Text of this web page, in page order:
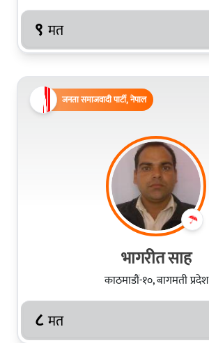
९ मत
जनता समाजवादी पार्टी, नेपाल
भागरीत साह
काठमाडौं-१०, बागमती प्रदेश
८ मत